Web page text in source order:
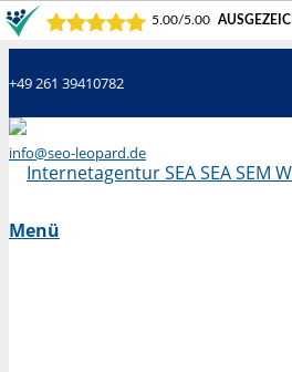
+49 261 39410782
info@seo-leopard.de
Menü